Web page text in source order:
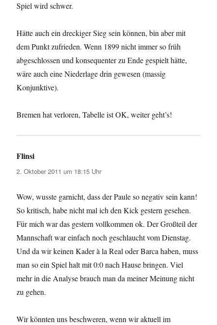
Spiel wird schwer.
Hätte auch ein dreckiger Sieg sein können, bin aber mit
dem Punkt zufrieden. Wenn 1899 nicht immer so früh
abgeschlossen und konsequenter zu Ende gespielt hätte,
wäre auch eine Niederlage drin gewesen (massig
Konjunktive).
Bremen hat verloren, Tabelle ist OK, weiter geht’s!
Flinsi
2. Oktober 2011 um 18:15 Uhr
Wow, wusste garnicht, dass der Paule so negativ sein kann!
So kritisch, habe nicht mal ich den Kick gestern gesehen.
Für mich war das gestern vollkommen ok. Der Großteil der
Mannschaft war einfach noch geschlaucht vom Dienstag.
Und da wir keinen Kader à la Real oder Barca haben, muss
man so ein Spiel halt mit 0:0 nach Hause bringen. Viel
mehr in die Analyse brauch man da meiner Meinung nicht
zu gehen.
Wir könnten uns beschweren, wenn wir aktuell im